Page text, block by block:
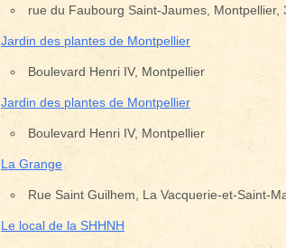
rue du Faubourg Saint-Jaumes, Montpellier,
Jardin des plantes de Montpellier
Boulevard Henri IV, Montpellier
Jardin des plantes de Montpellier
Boulevard Henri IV, Montpellier
La Grange
Rue Saint Guilhem, La Vacquerie-et-Saint-
Le local de la SHHNH